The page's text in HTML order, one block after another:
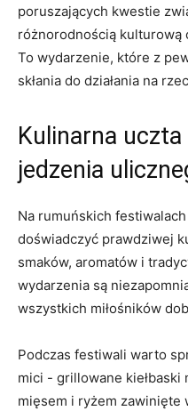
poruszających kwestie
różnorodnością kulturową
To wydarzenie, które z
skłania do działania na
Kulinarna
jedzenia
Na rumuńskich
doświadczyć prawdziwej
smaków, ‌aromatów i
wydarzenia ‍są
wszystkich ​miłośników
Podczas festiwali warto
‌mici -⁢ grillowane kiełbaski⁣
mięsem‍ i ryżem